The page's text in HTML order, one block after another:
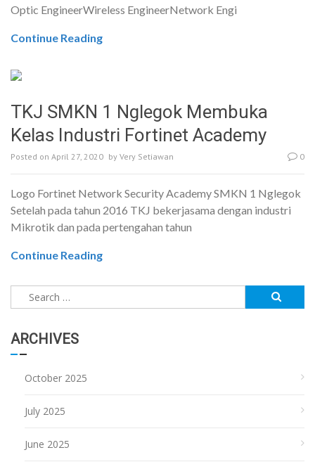
Optic EngineerWireless EngineerNetwork Engi
Continue Reading
TKJ SMKN 1 Nglegok Membuka
Kelas Industri Fortinet Academy
Posted on April 27, 2020 by Very Setiawan 0
Logo Fortinet Network Security Academy SMKN 1 Nglegok
Setelah pada tahun 2016 TKJ bekerjasama dengan industri
Mikrotik dan pada pertengahan tahun
Continue Reading
Search
for:
ARCHIVES
October 2025
July 2025
June 2025